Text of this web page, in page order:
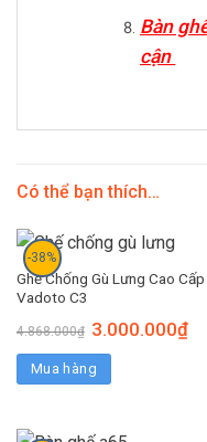
Bàn
cận
Có thể bạn thích…
-38%
Ghế Chống Gù Lưng Cao Cấp
Vadoto C3
4.868.000₫ 3.000.000₫
Mua hàng